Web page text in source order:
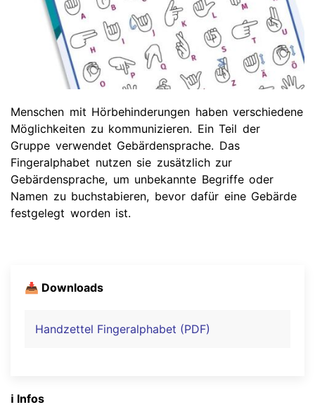
Menschen mit Hörbehinderungen haben verschiedene
Möglichkeiten zu kommunizieren. Ein Teil der
Gruppe verwendet Gebärdensprache. Das
Fingeralphabet nutzen sie zusätzlich zur
Gebärdensprache, um unbekannte Begriffe oder
Namen zu buchstabieren, bevor dafür eine Gebärde
festgelegt worden ist.
📥 Downloads
Handzettel Fingeralphabet (PDF)
ℹ️ Infos